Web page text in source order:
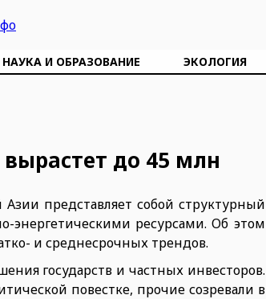
НАУКА И ОБРАЗОВАНИЕ ЭКОЛОГИЯ
до 45 млн
представляет собой структурный
ресурсами. Об этом
и среднесрочных трендов.
государств и частных инвесторов.
повестке, прочие созревали в